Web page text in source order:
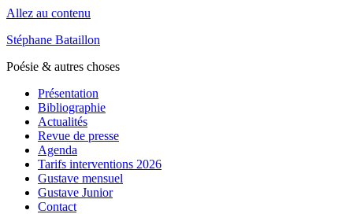
Allez au contenu
Stéphane Bataillon
Poésie & autres choses
Présentation
Bibliographie
Actualités
Revue de presse
Agenda
Tarifs interventions 2026
Gustave mensuel
Gustave Junior
Contact